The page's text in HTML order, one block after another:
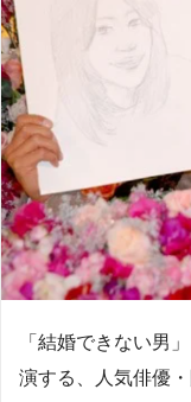
「結婚できない男
演する、人気俳優・